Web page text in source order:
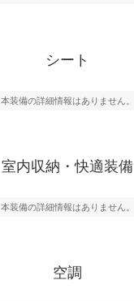
シート
本装備の詳細情報はありません。
室内収納・快適装備
本装備の詳細情報はありません。
空調